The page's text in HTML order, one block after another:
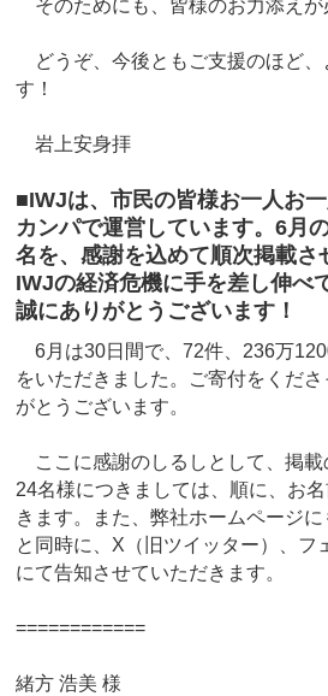
そのためにも、皆様のお力添えが
どうぞ、今後ともご支援のほど、
す！
岩上安身拝
■IWJは、市民の皆様お一人お
カンパで運営しています。6月
名を、感謝を込めて順次掲載さ
IWJの経済危機に手を差し伸べ
誠にありがとうございます！
6月は30日間で、72件、236万
をいただきました。ご寄付をくだ
がとうございます。
ここに感謝のしるしとして、掲載
24名様につきましては、順に、お
きます。また、弊社ホームページに
と同時に、X（旧ツイッター）、フ
にて告知させていただきます。
============
緒方 浩美 様